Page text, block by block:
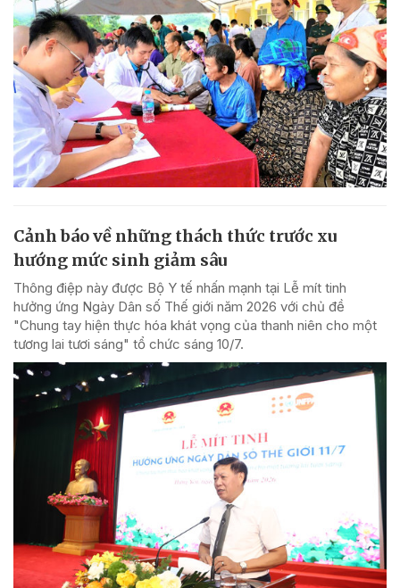
Cảnh báo về những thách thức trước xu
hướng mức sinh giảm sâu
Thông điệp này được Bộ Y tế nhấn mạnh tại Lễ mít tinh
hưởng ứng Ngày Dân số Thế giới năm 2026 với chủ đề
"Chung tay hiện thực hóa khát vọng của thanh niên cho một
tương lai tươi sáng" tổ chức sáng 10/7.